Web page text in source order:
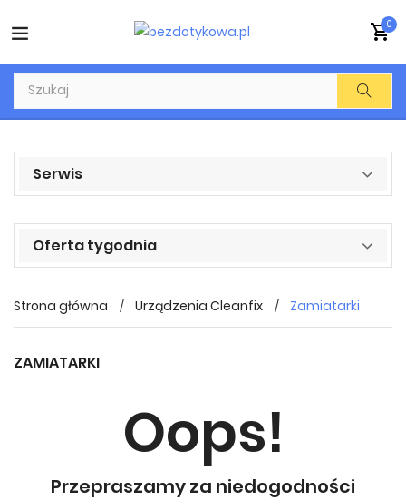
0
Serwis
Oferta tygodnia
Strona główna Urządzenia Cleanfix Zamiatarki
ZAMIATARKI
Oops!
Przepraszamy za niedogodności